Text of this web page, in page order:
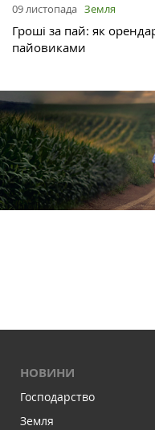
09 листопада Земля
Гроші за пай: як
пайовиками
НОВИНИ
Господарство
Земля